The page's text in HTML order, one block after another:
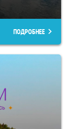
ПОДРОБНЕЕ